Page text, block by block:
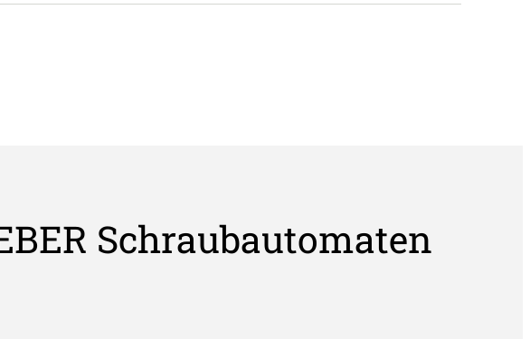
Schraubautomaten